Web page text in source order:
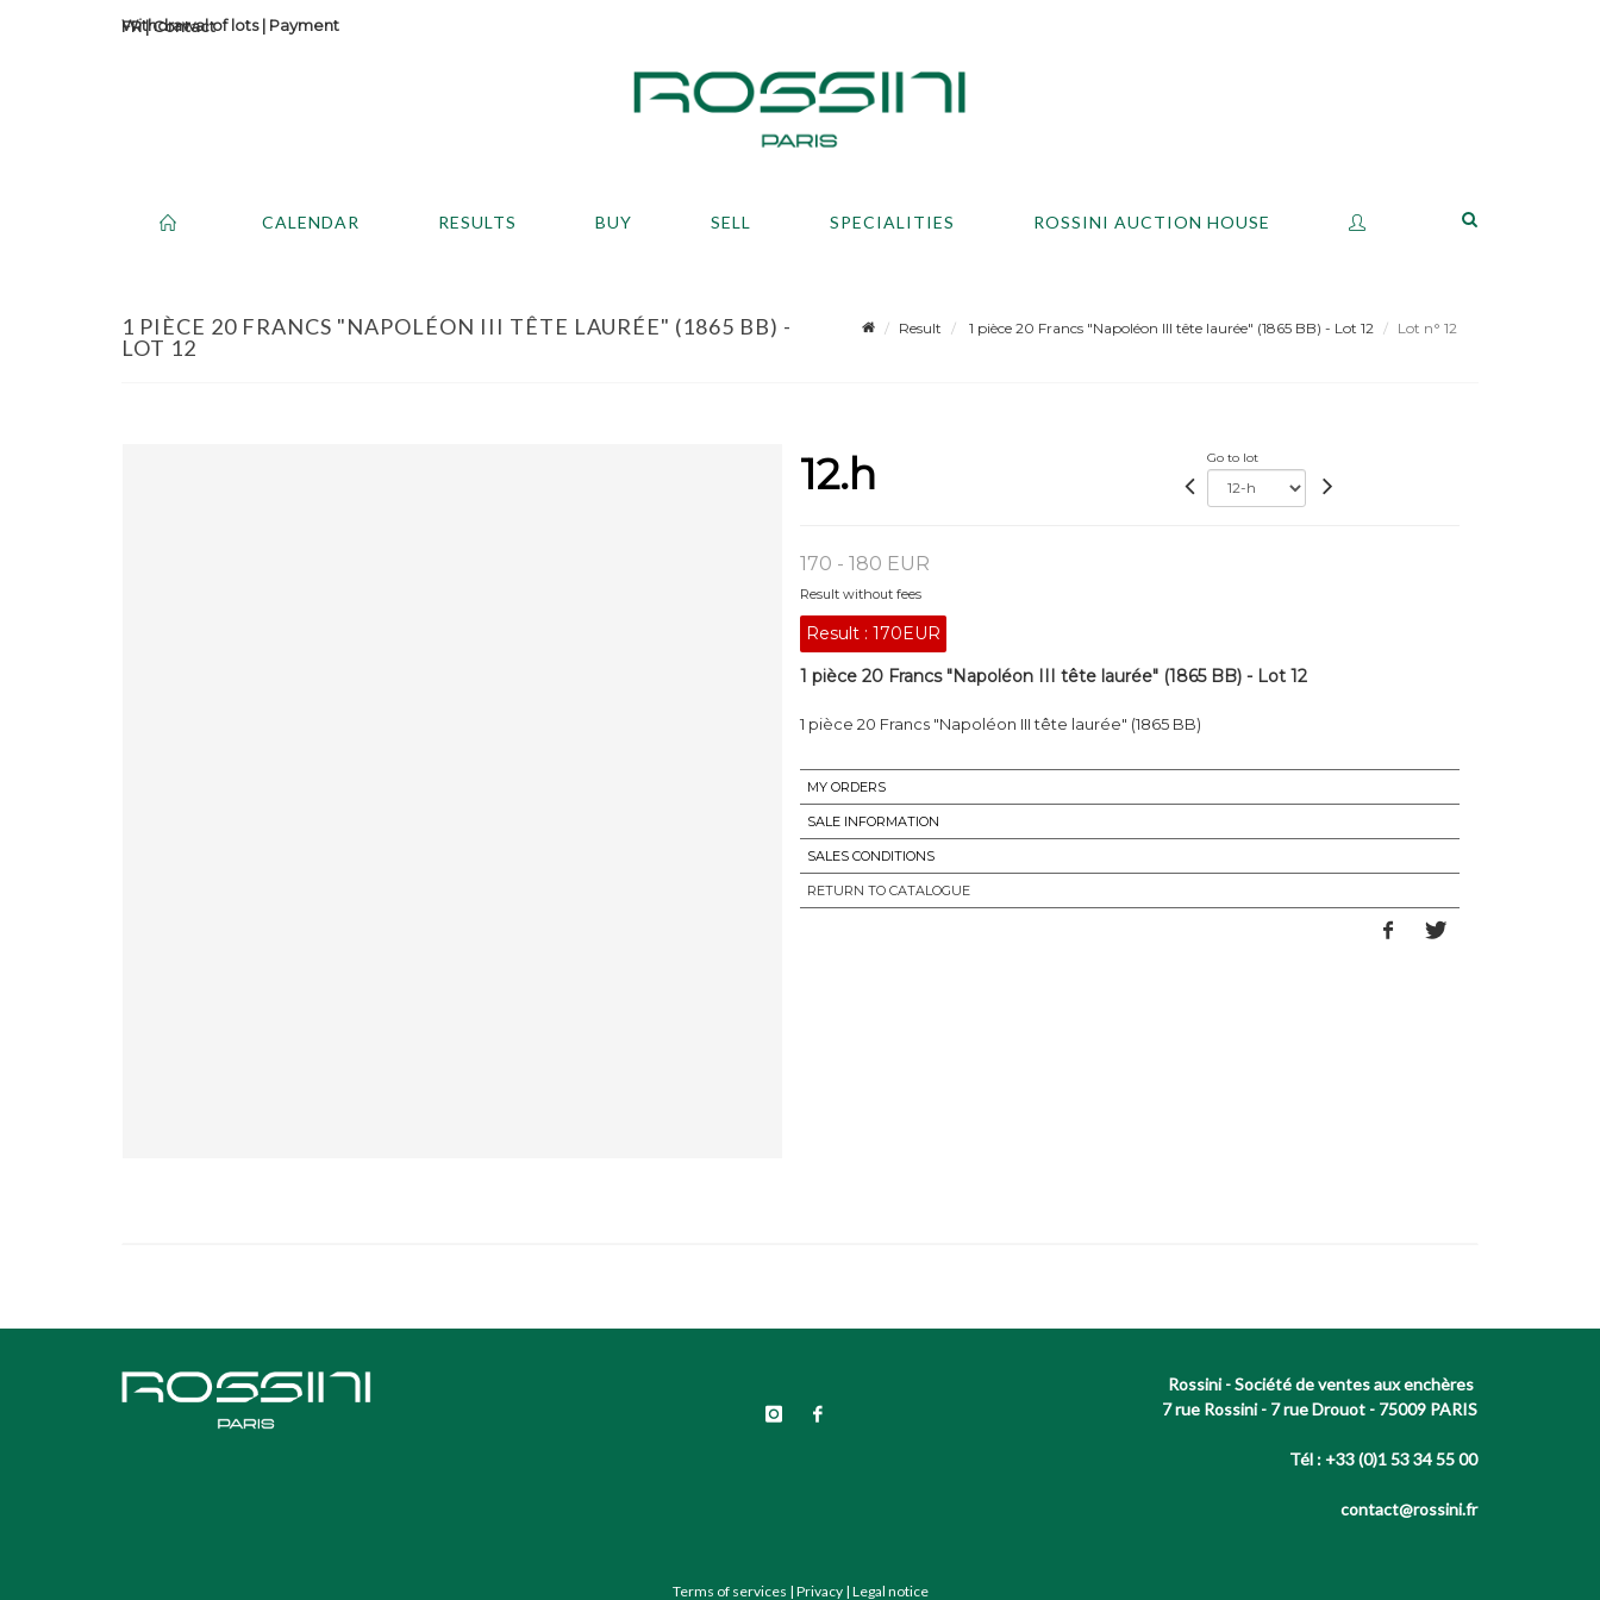
Contact
Withdrawal of lots| Payment
CALENDAR RESULTS BUY SELL SPECIALITIES ROSSINI AUCTION HOUSE
1 PIÈCE 20 FRANCS "NAPOLÉON III TÊTE LAURÉE" (1865 BB) -
LOT 12
Result 1 pièce 20 Francs "Napoléon III tête laurée" (1865 BB) - Lot 12 Lot n° 12
12.h Go to lot
170 - 180 EUR
Result without fees
Result : 170EUR
1 pièce 20 Francs "Napoléon III tête laurée" (1865 BB) - Lot 12
1 pièce 20 Francs "Napoléon III tête laurée" (1865 BB)
MY ORDERS
SALE INFORMATION
SALES CONDITIONS
RETURN TO CATALOGUE
Rossini - Société de ventes aux enchères
7 rue Rossini - 7 rue Drouot - 75009 PARIS
Tél : +33 (0)1 53 34 55 00
contact@rossini.fr
Terms of services | Privacy| Legal notice